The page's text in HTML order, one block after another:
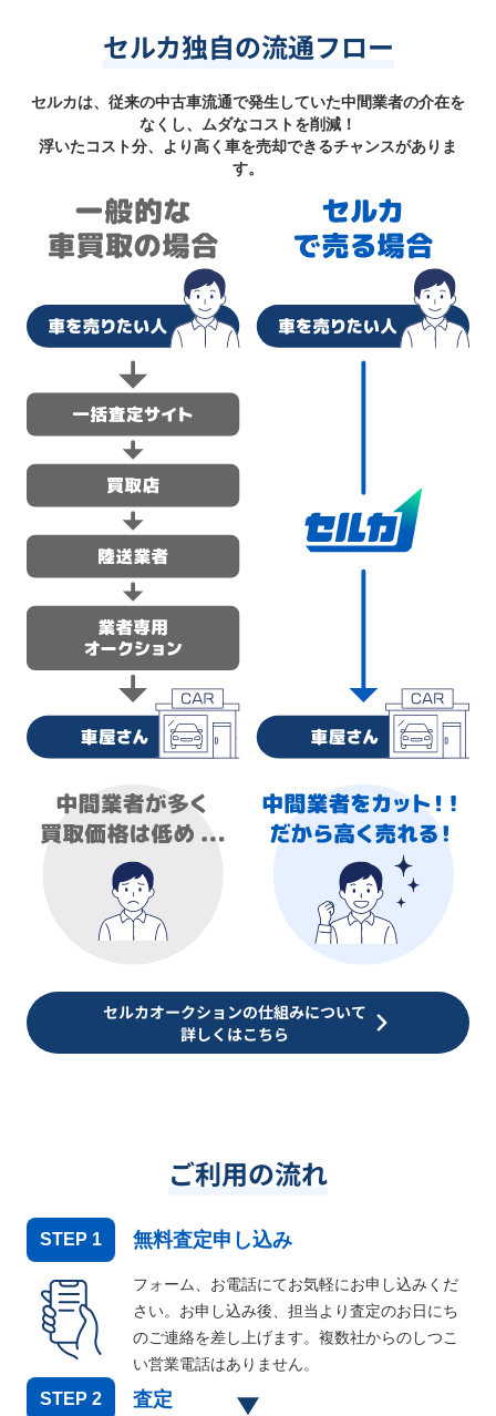
セルカ独自の流通フロー
セルカは、従来の中古車流通で発生していた中間業者の介在を
なくし、ムダなコストを削減！
浮いたコスト分、より高く車を売却できるチャンスがありま
す。
セルカオークションの仕組みについて
詳しくはこちら
ご利用の流れ
STEP 1 無料査定申し込み
フォーム、お電話にてお気軽にお申し込みくだ
さい。お申し込み後、担当より査定のお日にち
のご連絡を差し上げます。複数社からのしつこ
い営業電話はありません。
STEP 2 査定